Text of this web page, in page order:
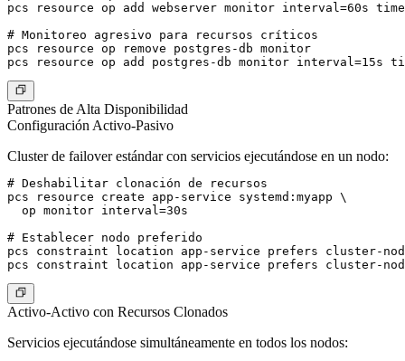
pcs resource op add webserver monitor interval=60s
# Monitoreo agresivo para recursos críticos
pcs resource op remove postgres-db monitor
Patrones de Alta Disponibilidad
Configuración Activo-Pasivo
Cluster de failover estándar con servicios ejecutándose en un nodo:
# Deshabilitar clonación de recursos
pcs resource create app-service systemd:myapp \
  op monitor interval=30s
# Establecer nodo preferido
pcs constraint location app-service prefers cluster-
Activo-Activo con Recursos Clonados
Servicios ejecutándose simultáneamente en todos los nodos: